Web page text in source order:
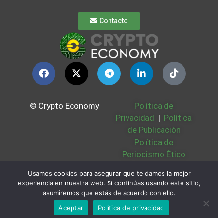
Contacto
© Crypto Economy
Política de
Privacidad | Política
de Publicación
Política de
Periodismo Ético
Bases Legales |
Partners | Sobre
Nosotros
Usamos cookies para asegurar que te damos la mejor
experiencia en nuestra web. Si continúas usando este sitio,
asumiremos que estás de acuerdo con ello.
Aceptar
Política de privacidad